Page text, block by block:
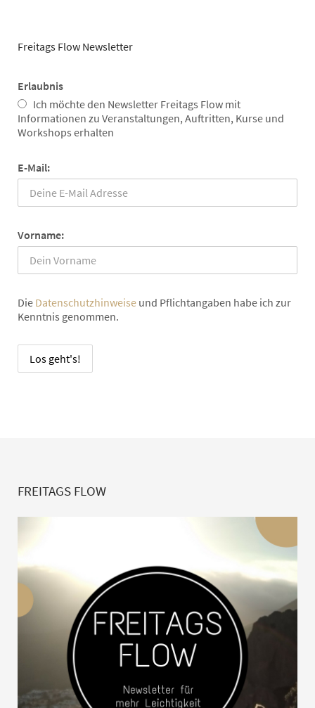
Freitags Flow Newsletter
Erlaubnis
Ich möchte den Newsletter Freitags Flow mit
Informationen zu Veranstaltungen, Auftritten, Kurse und
Workshops erhalten
E-Mail:
Vorname:
Die Datenschutzhinweise und Pflichtangaben habe ich zur
Kenntnis genommen.
FREITAGS FLOW